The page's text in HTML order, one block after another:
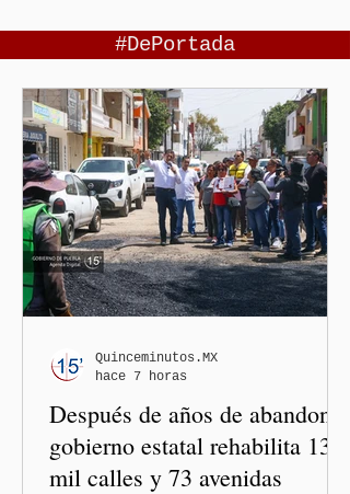
#DePortada
Después de años de abandono,
gobierno estatal rehabilita 13
mil calles y 73 avenidas
Quinceminutos.MX
hace 7 horas